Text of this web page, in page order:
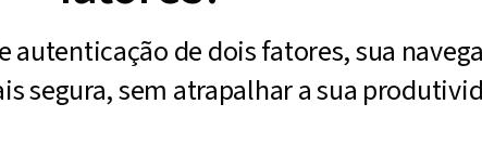
autenticação de dois fatores, sua
segura, sem atrapalhar a sua